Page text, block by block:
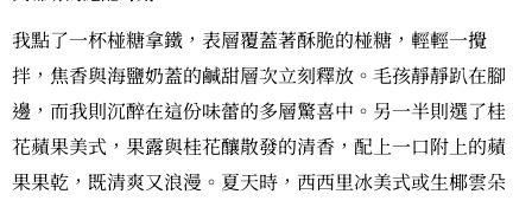
我點了一杯椪糖拿鐵，表層覆蓋著酥脆的椪糖，輕輕一攪
拌，焦香與海鹽奶蓋的鹹甜層次立刻釋放。毛孩靜靜趴在腳
邊，而我則沉醉在這份味蕾的多層驚喜中。另一半則選了桂
花蘋果美式，果露與桂花釀散發的清香，配上一口附上的蘋
果果乾，既清爽又浪漫。夏天時，西西里冰美式或生椰雲朵